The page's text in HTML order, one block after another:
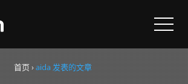
作者：
首页›aida 发表的文章